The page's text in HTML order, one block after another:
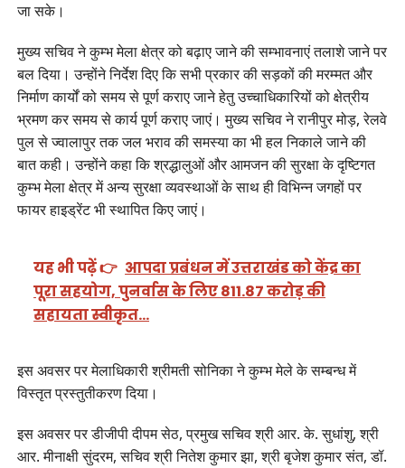
जा सके।
मुख्य सचिव ने कुम्भ मेला क्षेत्र को बढ़ाए जाने की सम्भावनाएं तलाशे जाने पर
बल दिया। उन्होंने निर्देश दिए कि सभी प्रकार की सड़कों की मरम्मत और
निर्माण कार्यों को समय से पूर्ण कराए जाने हेतु उच्चाधिकारियों को क्षेत्रीय
भ्रमण कर समय से कार्य पूर्ण कराए जाएं। मुख्य सचिव ने रानीपुर मोड़, रेलवे
पुल से ज्वालापुर तक जल भराव की समस्या का भी हल निकाले जाने की
बात कही। उन्होंने कहा कि श्रद्धालुओं और आमजन की सुरक्षा के दृष्टिगत
कुम्भ मेला क्षेत्र में अन्य सुरक्षा व्यवस्थाओं के साथ ही विभिन्न जगहों पर
फायर हाइड्रेंट भी स्थापित किए जाएं।
यह भी पढ़ें 👉 आपदा प्रबंधन में उत्तराखंड को केंद्र का
पूरा सहयोग, पुनर्वास के लिए 811.87 करोड़ की
सहायता स्वीकृत…
इस अवसर पर मेलाधिकारी श्रीमती सोनिका ने कुम्भ मेले के सम्बन्ध में
विस्तृत प्रस्तुतीकरण दिया।
इस अवसर पर डीजीपी दीपम सेठ, प्रमुख सचिव श्री आर. के. सुधांशु, श्री
आर. मीनाक्षी सुंदरम, सचिव श्री नितेश कुमार झा, श्री बृजेश कुमार संत, डॉ.